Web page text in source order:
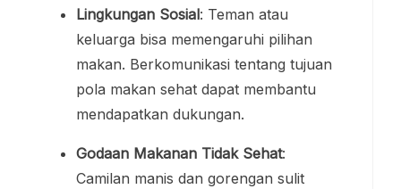
Lingkungan Sosial: Teman atau
keluarga bisa memengaruhi pilihan
makan. Berkomunikasi tentang tujuan
pola makan sehat dapat membantu
mendapatkan dukungan.
Godaan Makanan Tidak Sehat:
Camilan manis dan gorengan sulit